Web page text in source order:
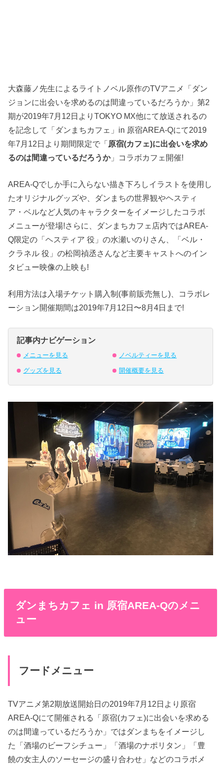
大森藤ノ先生によるライトノベル原作のTVアニメ「ダン
ジョンに出会いを求めるのは間違っているだろうか」第2
期が2019年7月12日よりTOKYO MX他にて放送されるの
を記念して「ダンまちカフェ」in 原宿AREA-Qにて2019
年7月12日より期間限定で「原宿(カフェ)に出会いを求め
るのは間違っているだろうか」コラボカフェ開催!
AREA-Qでしか手に入らない描き下ろしイラストを使用し
たオリジナルグッズや、ダンまちの世界観やヘスティ
ア・ベルなど人気のキャラクターをイメージしたコラボ
メニューが登場!さらに、ダンまちカフェ店内ではAREA-
Q限定の「ヘスティア 役」の水瀬いのりさん、「ベル・
クラネル 役」の松岡禎丞さんなど主要キャストへのイン
タビュー映像の上映も!
利用方法は入場チケット購入制(事前販売無し)、コラボレ
ーション開催期間は2019年7月12日〜8月4日まで!
記事内ナビゲーション
メニューを見る ノベルティーを見る
グッズを見る 開催概要を見る
ダンまちカフェ in 原宿AREA-Qのメニ
ュー
フードメニュー
TVアニメ第2期放送開始日の2019年7月12日より原宿
AREA-Qにて開催される「原宿(カフェ)に出会いを求める
のは間違っているだろうか」ではダンまちをイメージし
た「酒場のビーフシチュー」「酒場のナポリタン」「豊
饒の女主人のソーセージの盛り合わせ」などのコラボメ